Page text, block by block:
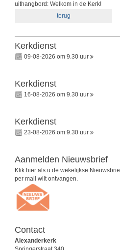
uithangbord: Welkom in de Kerk!
terug
Kerkdienst
09-08-2026 om 9.30 uur
Kerkdienst
16-08-2026 om 9.30 uur
Kerkdienst
23-08-2026 om 9.30 uur
Aanmelden Nieuwsbrief
Klik hier als u de wekelijkse
per mail wilt ontvangen.
Contact
Alexanderkerk